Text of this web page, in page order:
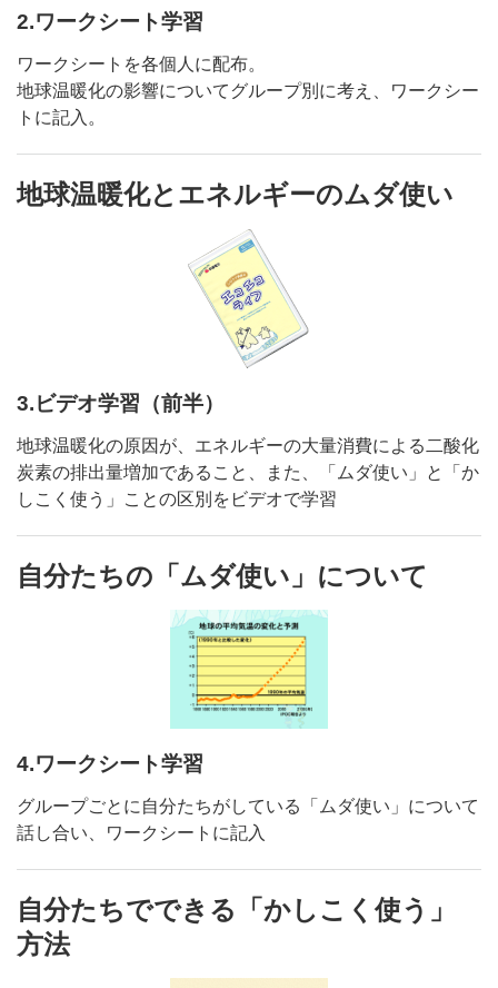
2.ワークシート学習
ワークシートを各個人に配布。
地球温暖化の影響についてグループ別に考え、ワークシー
トに記入。
地球温暖化とエネルギーのムダ使い
3.ビデオ学習（前半）
地球温暖化の原因が、エネルギーの大量消費による二酸化
炭素の排出量増加であること、また、「ムダ使い」と「か
しこく使う」ことの区別をビデオで学習
自分たちの「ムダ使い」について
4.ワークシート学習
グループごとに自分たちがしている「ムダ使い」について
話し合い、ワークシートに記入
自分たちでできる「かしこく使う」
方法